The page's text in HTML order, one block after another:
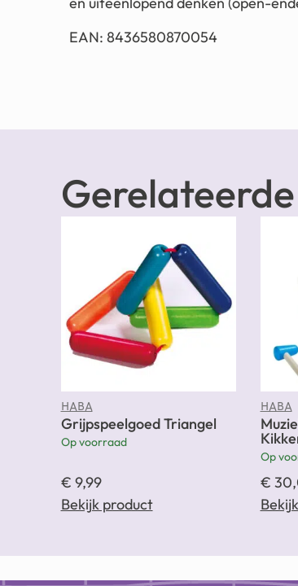
EAN: 8436580870054
HABA
Grijpspeelgoed Triangel
Op voorraad
€ 9,99
Bekijk product
HABA
Op
€